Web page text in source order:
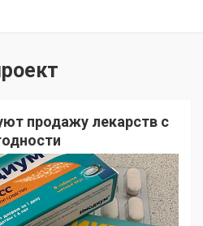
продажу лекарств с